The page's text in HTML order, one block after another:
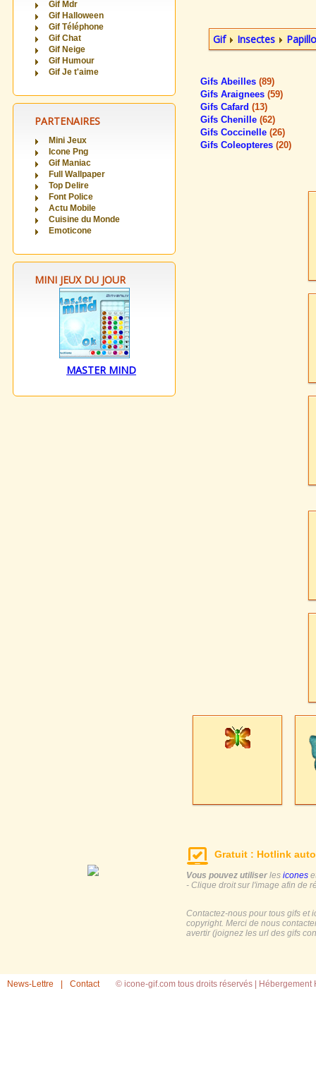
Gif Mdr
Gif Halloween
Gif Téléphone
Gif Chat
Gif Neige
Gif Humour
Gif Je t'aime
PARTENAIRES
Mini Jeux
Icone Png
Gif Maniac
Full Wallpaper
Top Delire
Font Police
Actu Mobile
Cuisine du Monde
Emoticone
MINI JEUX DU JOUR
MASTER MIND
Gif Insectes
Gifs Abeilles (89)
Gifs Araignees (59)
Gifs Cafard (13)
Gifs Chenille (62)
Gifs Coccinelle (26)
Gifs Coleopteres (20)
Gratuit : Hotlink
Vous pouvez utiliser les icones
- Clique droit sur l'image afin de
Contactez-nous pour tous gifs et
copyright. Merci de nous
avertir (joignez les url des gifs
News-Lettre Contact © icone-gif.com tous droits réservés | Hébergement